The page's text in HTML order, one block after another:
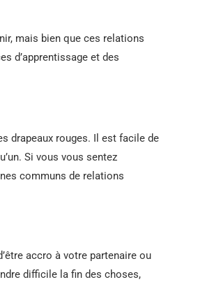
mais bien que ces relations
d’apprentissage et des
drapeaux rouges. Il est facile de
Si vous vous sentez
communs de relations
accro à votre partenaire ou
difficile la fin des choses,